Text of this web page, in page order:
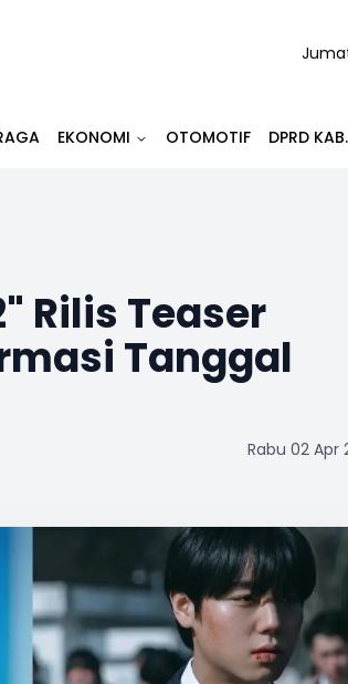
EKONOMI OTOMOTIF DPRD
Rilis Teaser
Tanggal
Rabu 02 Apr